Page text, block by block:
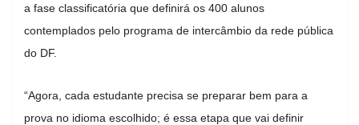
a fase classificatória que definirá os 400 alunos
contemplados pelo programa de intercâmbio da rede pública
do DF.
“Agora, cada estudante precisa se preparar bem para a
prova no idioma escolhido; é essa etapa que vai definir